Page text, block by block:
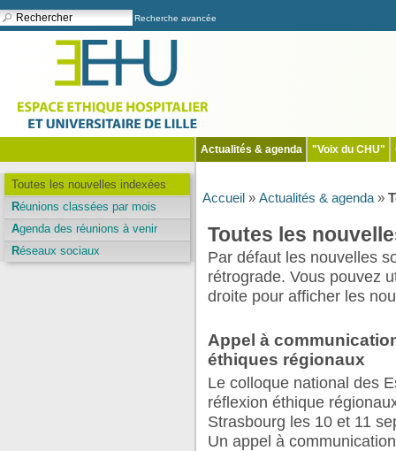
Recherche avancée
Actualités & agenda "Voix du CHU"
Toutes les nouvelles indexées
Réunions classées par mois
Agenda des réunions à venir
Réseaux sociaux
Accueil » Actualités & agenda »
Toutes les
Par défaut les nouvelles
rétrograde. Vous pouvez
droite pour afficher les
Appel à
éthiques régionaux
Le colloque national des
réflexion éthique
Strasbourg les 10 et 11
Un appel à